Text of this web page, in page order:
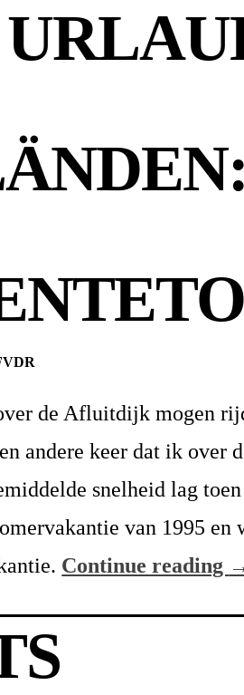
de Afluitdijk mogen
andere keer dat ik over
snelheid lag toen
van 1995 en
Continue reading